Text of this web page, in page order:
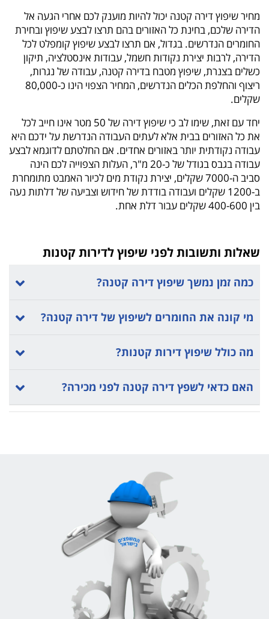
מחיר שיפוץ דירה קטנה יכול להיות מוענק לכם אחרי הגעה אל
הדירה שלכם, בחינת כל האזורים בהם תרצו לבצע שיפוץ ובחירת
החומרים הנדרשים. בגדול, אם תרצו לבצע שיפוץ קומפלט לכל
הדירה, לרבות יצירת נקודות חשמל, עבודות אינסטלציה, תיקון
כשלים בצנרת, שיפוץ מטבח בדירה קטנה, עבודה של נגרות,
ריצוף והחלפת הכלים הנדרשים, המחיר הצפוי הינו כ-80,000
שקלים.
יחד עם זאת, שימו לב כי שיפוץ דירה של 50 מטר אינו חייב לכל
את כל האזורים בבית אלא לעתים העבודה הנדרשת על ידכם היא
עבודה נקודתית יותר באזורים אחדים. אם החלטתם לדוגמא לבצע
עבודה בגבס בגודל של כ-20 מ"ר, העלות הצפוייה לכם הינה
סביב ה-7000 שקלים, יצירת נקודת מים לכיור האמבט מתומחרת
ב-1200 שקלים ועבודה בודדת של חידוש וצביעה של דלתות נעה
בין 400-600 שקלים עבור דלת אחת.
שאלות ותשובות לפני שיפוץ לדירות קטנות
כמה זמן נמשך שיפוץ דירה קטנה?
מי קונה את החומרים לשיפוץ של דירה קטנה?
מה כולל שיפוץ דירות קטנות?
האם כדאי לשפץ דירה קטנה לפני מכירה?